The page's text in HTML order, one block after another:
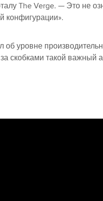
The Verge. — Это не
конфигурации».
об уровне
скобками такой важный